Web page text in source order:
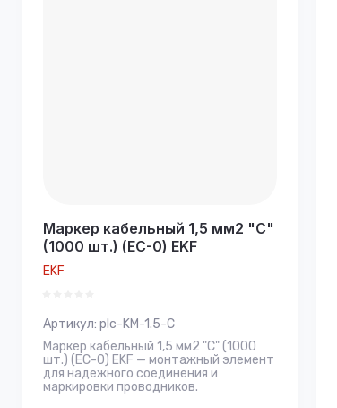
Маркер кабельный 1,5 мм2 "C"
(1000 шт.) (ЕС-0) EKF
EKF
Артикул: plc-KM-1.5-C
Маркер кабельный 1,5 мм2 "C" (1000
шт.) (ЕС-0) EKF — монтажный элемент
для надежного соединения и
маркировки проводников.